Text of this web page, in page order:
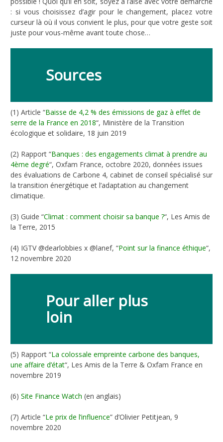
: si vous choisissez d’agir pour le changement, placez votre
curseur là où il vous convient le plus, pour que votre geste soit
juste pour vous-même avant toute chose…
Sources
(1) Article “Baisse de 4,2 % des émissions de gaz à effet de
serre de la France en 2018“, Ministère de la Transition
écologique et solidaire, 18 juin 2019
(2) Rapport “Banques : des engagements climat à prendre au
4ème degré“, Oxfam France, octobre 2020, données issues
des évaluations de Carbone 4, cabinet de conseil spécialisé sur
la transition énergétique et l’adaptation au changement
climatique.
(3) Guide “Climat : comment choisir sa banque ?“, Les Amis de
la Terre, 2015
(4) IGTV @dearlobbies x @lanef, “Point sur la finance éthique“,
12 novembre 2020
Pour aller plus
loin
(5) Rapport “La colossale empreinte carbone des banques,
une affaire d’état“, Les Amis de la Terre & Oxfam France en
novembre 2019
(6) Site Finance Watch (en anglais)
(7) Article “Le prix de l’influence” d’Olivier Petitjean, 9
novembre 2020